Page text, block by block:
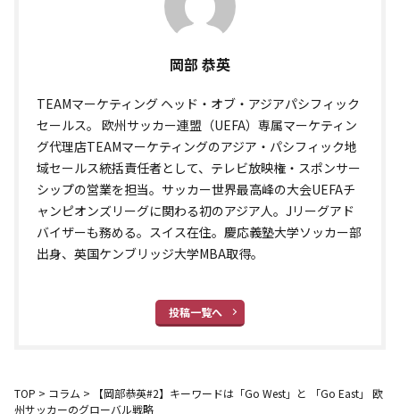
岡部 恭英
TEAMマーケティング ヘッド・オブ・アジアパシフィック
セールス。 欧州サッカー連盟（UEFA）専属マーケティン
グ代理店TEAMマーケティングのアジア・パシフィック地
域セールス統括責任者として、テレビ放映権・スポンサー
シップの営業を担当。サッカー世界最高峰の大会UEFAチ
ャンピオンズリーグに関わる初のアジア人。Jリーグアド
バイザーも務める。スイス在住。慶応義塾大学ソッカー部
出身、英国ケンブリッジ大学MBA取得。
投稿一覧へ
TOP > コラム >
【岡部恭英#2】キーワードは「Go West」と 「Go East」 欧
州サッカーのグローバル戦略